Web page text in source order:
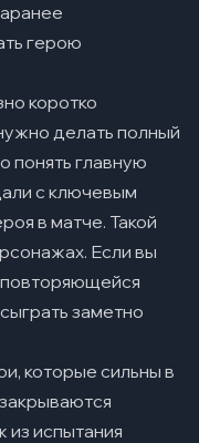
герою
коротко
делать полный
понять главную
с ключевым
в матче. Такой
Если вы
повторяющейся
заметно
которые сильны в
испытания